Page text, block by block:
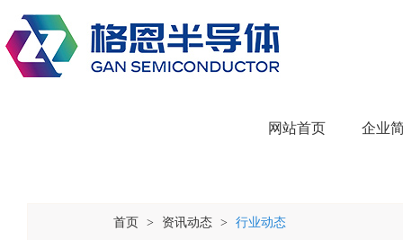
网站首页 企业
首页 > 资讯动态 > 行业动态